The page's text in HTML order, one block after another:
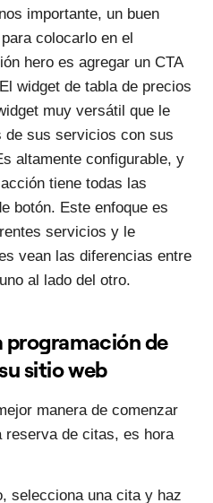
importante, un buen
colocarlo en el
hero es agregar un CTA
widget de tabla de precios
muy versátil que le
de sus servicios con sus
altamente configurable, y
tiene todas las
botón. Este enfoque es
servicios y le
vean las diferencias entre
al lado del otro.
programación de
sitio web
manera de comenzar
reserva de citas, es hora
selecciona una cita y haz